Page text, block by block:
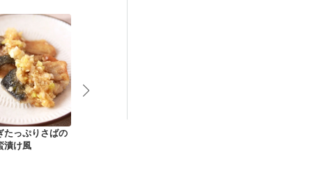
たっぷりさばの
漬け風